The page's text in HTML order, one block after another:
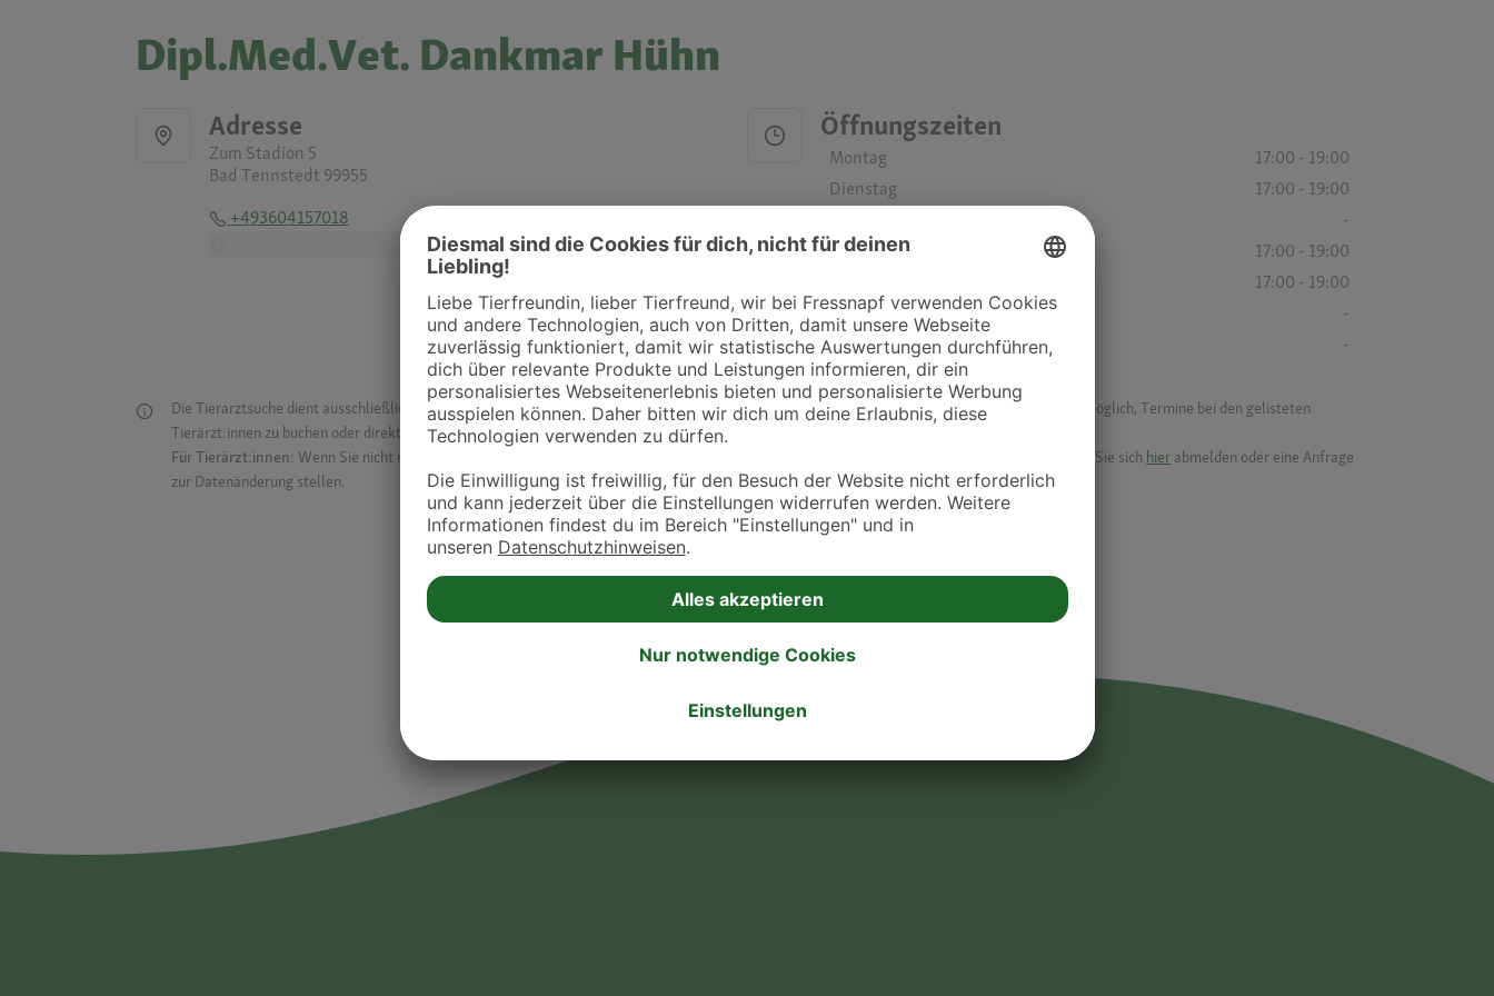
Dipl.Med.Vet. Dankmar Hühn
Adresse
Zum Stadion 5
Bad Tennstedt 99955
+493604157018
Öffnungszeiten
Montag
17:00 - 19:00
Dienstag
17:00 - 19:00
-
Donnerstag
17:00 - 19:00
17:00 - 19:00
Samstag
-
Sonntag
-
Die Tierarztsuche dient ausschließlich dazu, Tierarztpraxen und Kliniken in deiner Nähe übersichtlich anzuzeigen. Über Dr. Fressnapf ist es nicht möglich, Termine bei den gelisteten
Tierärzt:innen zu buchen oder direkt mit ihnen in Kontakt zu treten. Bitte wende dich hierfür direkt an die jeweilige Praxis oder Klinik.
Für Tierärzt:innen: Wenn Sie nicht mehr auf der Dr. Fressnapf Tierarztsuche als Praxis gelistet werden oder Ihre Daten ändern möchten, können Sie sich hier abmelden oder eine Anfrage
zur Datenänderung stellen.